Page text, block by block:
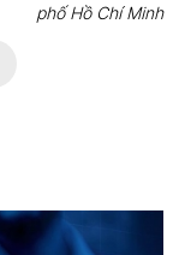
phố Hồ Chí Minh